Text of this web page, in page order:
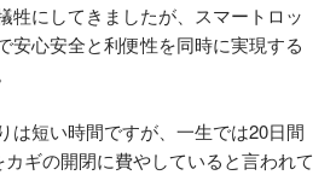
牲にしてきましたが、スマートロッ
安心安全と利便性を同時に実現する
は短い時間ですが、一生では20日間
カギの開閉に費やしていると言われて